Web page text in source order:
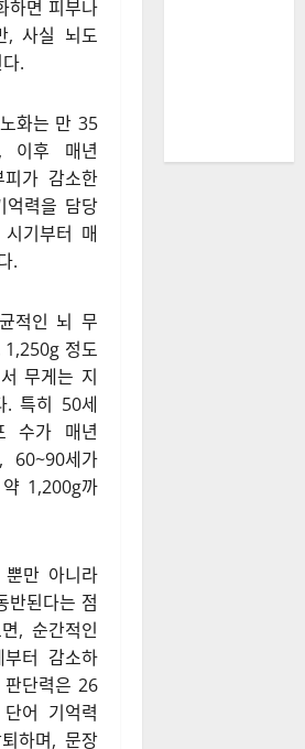
부터
하면 피부나
사실 뇌도
화는 만 35
이후 매년
가 감소한
력을 담당
기부터 매
.
1,250g 정도
무게는 지
. 특히 50세
수가 매년
60~90세가
1,200g까